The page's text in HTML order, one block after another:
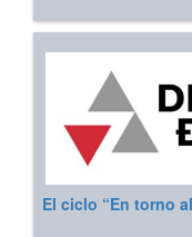
El ciclo “En torno